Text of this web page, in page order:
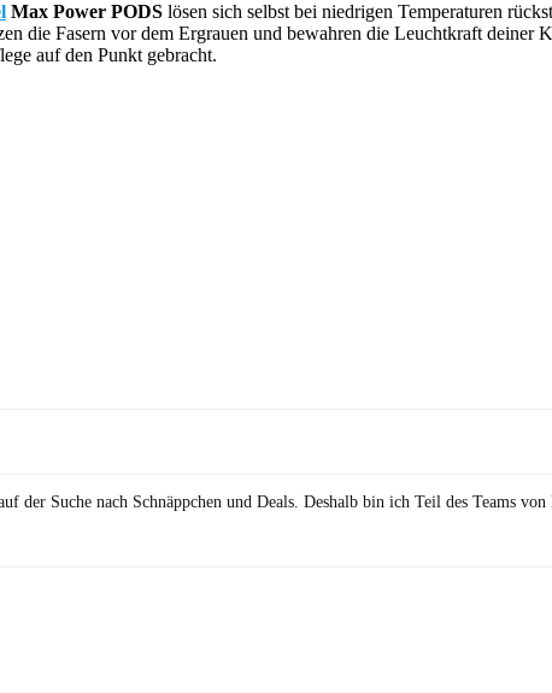
Max Power PODS lösen sich selbst bei niedrigen Temperaturen
die Fasern vor dem Ergrauen und bewahren die Leuchtkraft deiner
auf den Punkt gebracht.
der Suche nach Schnäppchen und Deals. Deshalb bin ich Teil des Teams